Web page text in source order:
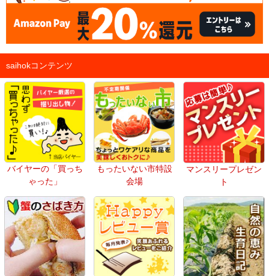
saihokコンテンツ
バイヤーの「買っち
ゃった」
もったいない市特設
会場
マンスリープレゼン
ト